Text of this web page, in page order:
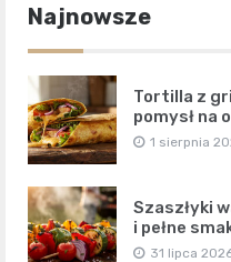
Najnowsze
Tortilla z
pomysł na
1 sierpnia
Szaszłyki
i pełne
31 lipca